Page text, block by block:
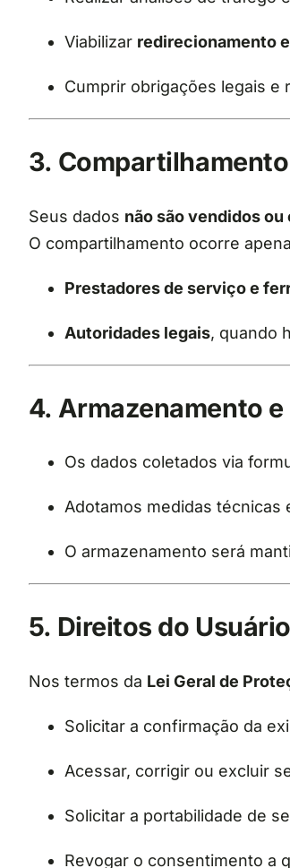
Viabilizar redirecionamento
Cumprir obrigações legais e
3.
Seus dados não são vendidos
O compartilhamento ocorre
Prestadores de serviço e
Autoridades legais, quando
4. Armazenamento
Os dados coletados via
Adotamos medidas técnicas
O armazenamento será
5. Direitos do
Nos termos da Lei Geral de
Solicitar a confirmação da
Acessar, corrigir ou excluir
Solicitar a portabilidade de
Revogar o consentimento a